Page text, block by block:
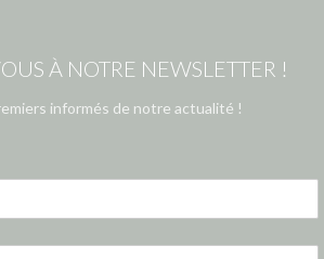
À NOTRE NEWSLETTER !
informés de notre actualité !